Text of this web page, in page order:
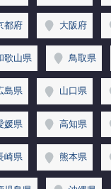
都府 大阪府
歌山県 鳥取県
島県 山口県
媛県 高知県
崎県 熊本県